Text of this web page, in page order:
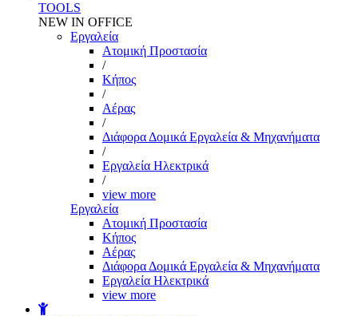
TOOLS
NEW IN OFFICE
Εργαλεία
Aτομική Προστασία
/
Kήπος
/
Αέρας
/
Διάφορα Δομικά Εργαλεία & Μηχανήματα
/
Εργαλεία Ηλεκτρικά
/
view more
Εργαλεία
Aτομική Προστασία
Kήπος
Αέρας
Διάφορα Δομικά Εργαλεία & Μηχανήματα
Εργαλεία Ηλεκτρικά
view more